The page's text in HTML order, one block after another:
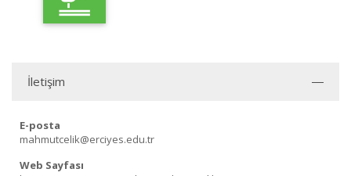
İletişim
E-posta
mahmutcelik@erciyes.edu.tr
Web Sayfası